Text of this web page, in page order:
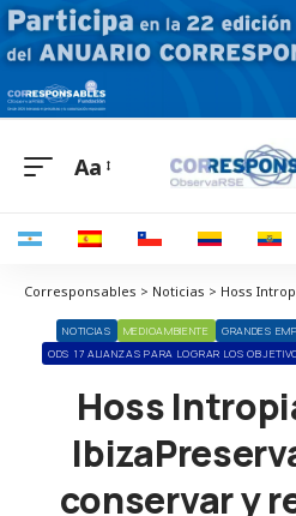
Aa
NOTICIAS MEDIOAMBIENTE GRANDES
ODS 17 ALIANZAS PARA LOGRAR LOS
Hoss
conservar y